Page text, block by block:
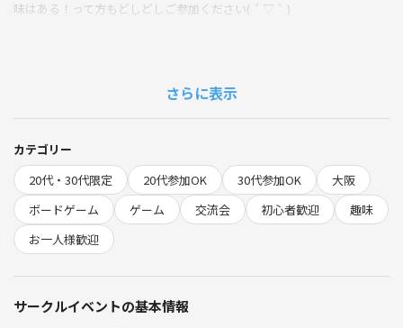
味はある！って方もどしどしご参加ください( ´ ▽ ` )
ぜひみんなでボードゲームを楽しみましょう☺️
✨以下詳細✨
■開催時刻■13時00～19:00(受付12時30～)(開場12時15分〜)
心斎橋駅から徒歩15～20分
さらに表示
カテゴリー
20代・30代限定
20代参加OK 30代参加OK
大阪
ボードゲーム
ゲーム 交流会 初心者歓迎
趣味
お一人様歓迎
サークルイベントの基本情報